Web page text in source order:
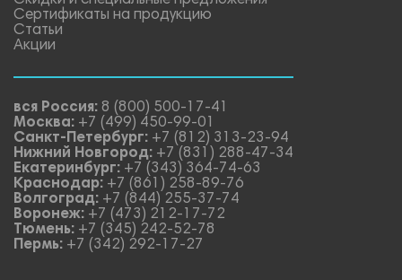
Сертификаты на продукцию
Статьи
Акции
вся Россия: 8 (800) 500-17-41
Москва: +7 (499) 450-99-01
Санкт-Петербург: +7 (812) 313-23-94
Нижний Новгород: +7 (831) 288-47-34
Екатеринбург: +7 (343) 364-74-63
Краснодар: +7 (861) 258-89-76
Волгоград: +7 (844) 255-37-74
Воронеж: +7 (473) 212-17-72
Тюмень: +7 (345) 242-52-78
Пермь: +7 (342) 292-17-27